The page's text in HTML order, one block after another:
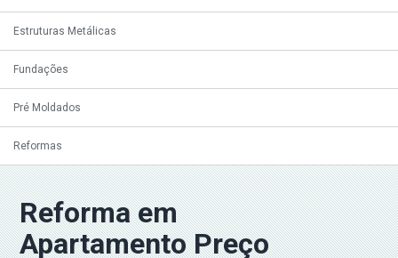
Estruturas Metálicas
Fundações
Pré Moldados
Reformas
Reforma em
Apartamento Preço